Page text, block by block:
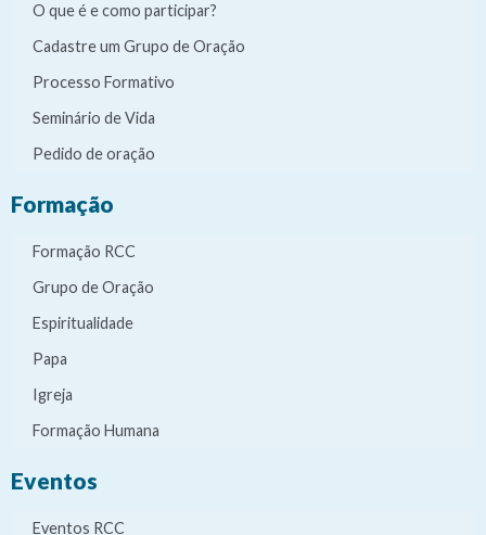
O que é e como participar?
Cadastre um Grupo de Oração
Processo Formativo
Seminário de Vida
Pedido de oração
Formação
Formação RCC
Grupo de Oração
Espiritualidade
Papa
Igreja
Formação Humana
Eventos
Eventos RCC